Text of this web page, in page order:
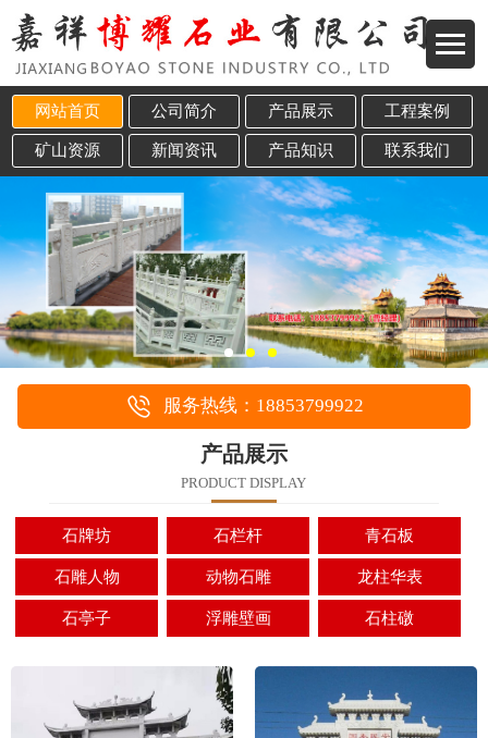
网站首页 公司简介 产品展示 工程案例
矿山资源 新闻资讯 产品知识 联系我们
服务热线：18853799922
产品展示
PRODUCT DISPLAY
石牌坊 石栏杆 青石板
石雕人物 动物石雕 龙柱华表
石亭子 浮雕壁画 石柱礅